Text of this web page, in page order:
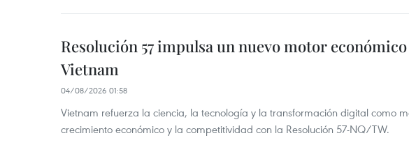
Resolución 57 impulsa un nuevo motor
Vietnam
04/08/2026 01:58
Vietnam refuerza la ciencia, la tecnología y la transformación digital como
crecimiento económico y la competitividad con la Resolución 57-NQ/TW.